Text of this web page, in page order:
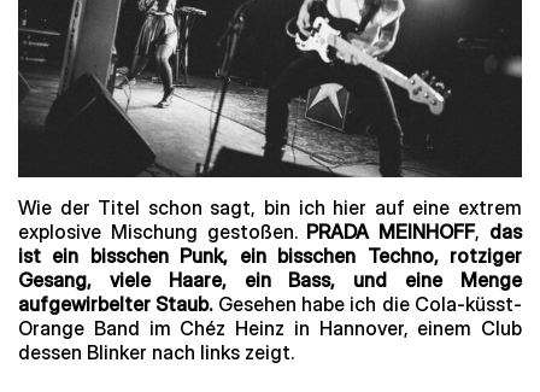
Wie der Titel schon sagt, bin ich hier auf eine extrem
explosive Mischung gestoßen. PRADA MEINHOFF, das
ist ein bisschen Punk, ein bisschen Techno, rotziger
Gesang, viele Haare, ein Bass, und eine Menge
aufgewirbelter Staub.Gesehen habe ich die Cola-küsst-
Orange Band im Chéz Heinz in Hannover, einem Club
dessen Blinker nach links zeigt.